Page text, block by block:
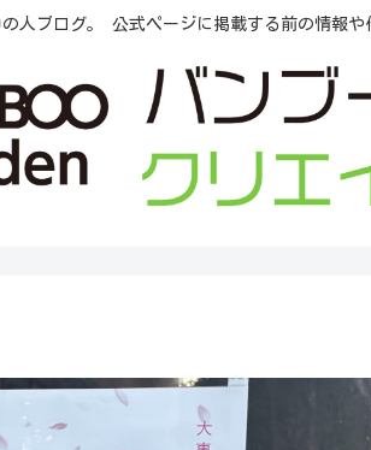
人ブログ。 公式ページに掲載する前の情報